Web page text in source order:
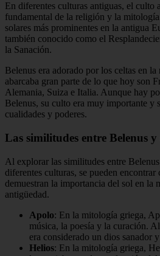
En diferentes culturas antiguas, el culto
fundamental de la religión y la
solares más prominentes en la antigua
también conocido como el
la Sanación.
Belenus era adorado por los celtas en
abarcaba gran parte de lo que hoy son
Alemania, Suiza e Italia. Aunque hay
Belenus, su culto era muy importante y
cualidades y poderes.
Las similitudes entre Belenus y
Al explorar las similitudes entre
diferentes culturas, se pueden encontrar
demuestran la importancia del sol en la
antigüedad.
Apolo: En la mitología griega,
música, la poesía y la curación.
era considerado un dios sanador
Helios: En la mitología griega,